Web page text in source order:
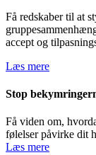
Få redskaber til at
accept og
Læs mere
Stop
Få viden om,
følelser påvirke dit
Læs mere